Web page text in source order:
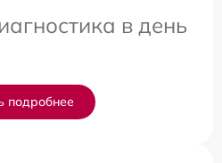
в день
подробнее